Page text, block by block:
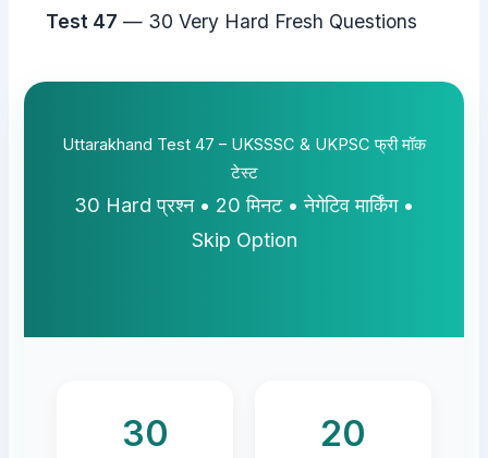
Test 47 — 30 Very Hard Fresh Questions
Uttarakhand Test 47 – UKSSSC & UKPSC फ्री मॉक
टेस्ट
30 Hard प्रश्न • 20 मिनट • नेगेटिव मार्किंग •
Skip Option
30 20